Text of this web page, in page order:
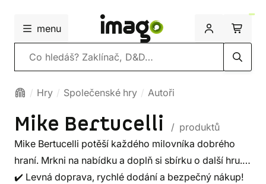
menu
Vyhledávání
Hry Společenské hry Autoři
Mike Bertucelli
/ produktů
Mike Bertucelli potěší každého milovníka dobrého
hraní. Mrkni na nabídku a doplň si sbírku o další hru.
✔️ Levná doprava, rychlé dodání a bezpečný nákup!